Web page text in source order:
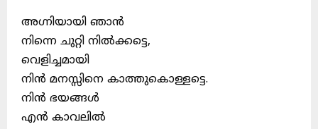
അഗ്നിയായി ഞാൻ
നിന്നെ ചുറ്റി നിൽക്കട്ടെ,
വെളിച്ചമായി
നിൻ മനസ്സിനെ കാത്തുകൊള്ളട്ടെ.
നിൻ ഭയങ്ങൾ
എൻ കാവലിൽ